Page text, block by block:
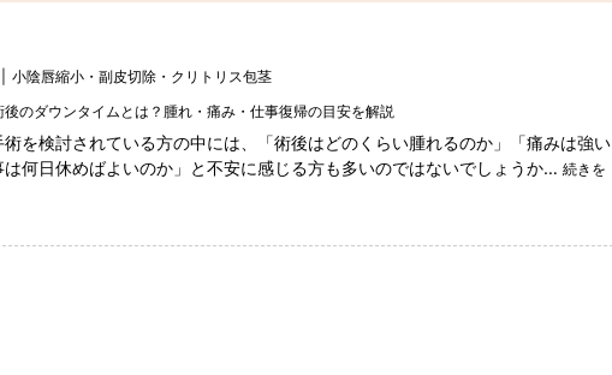
小陰唇縮小・副皮切除・クリトリス包茎
後のダウンタイムとは？腫れ・痛み・仕事復帰の目安を解説
を検討されている方の中には、「術後はどのくらい腫れるのか」「痛みは強い
は何日休めばよいのか」と不安に感じる方も多いのではないでしょうか…続きを